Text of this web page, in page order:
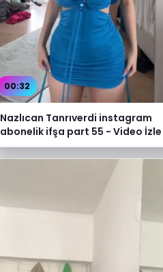
00:32
Nazlıcan Tanrıverdi instagram
abonelik ifşa part 55 - Video İzle